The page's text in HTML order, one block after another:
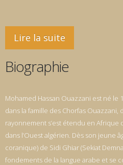
Lire la suite
Biographie
Mohamed Hassan Ouazzani est né le
dans la famille des Chorfas
rayonnement s’est étendu en Afrique
dans l’Ouest algérien. Dès son jeune
coranique) de Sidi Ghiar (Sekiat
fondements de la langue arabe et se